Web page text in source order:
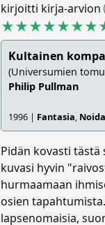
kirjoitti kirja-arvion
Kultainen
(Universumien
Philip Pullman
1996 | Fantasia,
Pidän kovasti tästä
kuvasi hyvin
hurmaamaan
osien
lapsenomaisia,